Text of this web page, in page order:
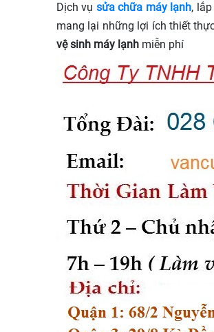
Dịch vụ sửa chữa máy lạnh,
mang lại những lợi ích thiết
vệ sinh máy lạnh miễn phí